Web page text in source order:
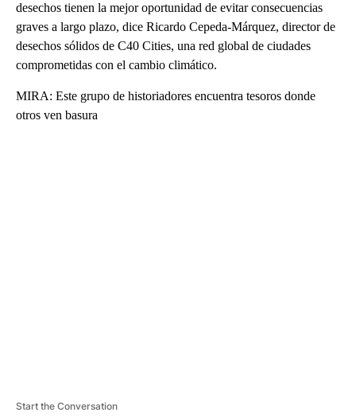
desechos tienen la mejor oportunidad de evitar consecuencias
graves a largo plazo, dice Ricardo Cepeda-Márquez, director de
desechos sólidos de C40 Cities, una red global de ciudades
comprometidas con el cambio climático.
MIRA: Este grupo de historiadores encuentra tesoros donde
otros ven basura
Start the Conversation